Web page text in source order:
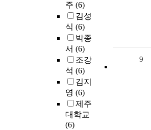
주 (6)
김성
식 (6)
박종
서 (6)
조강
석 (6)
김지
영 (6)
제주
대학교
(6)
9